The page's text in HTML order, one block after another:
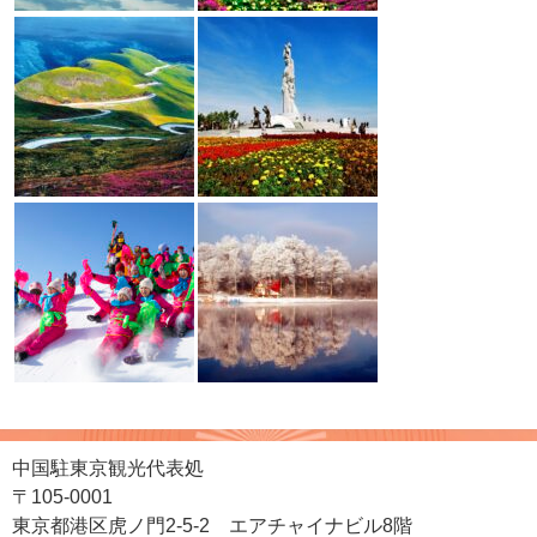
中国駐東京観光代表処
〒105-0001
東京都港区虎ノ門2-5-2 エアチャイナビル8階